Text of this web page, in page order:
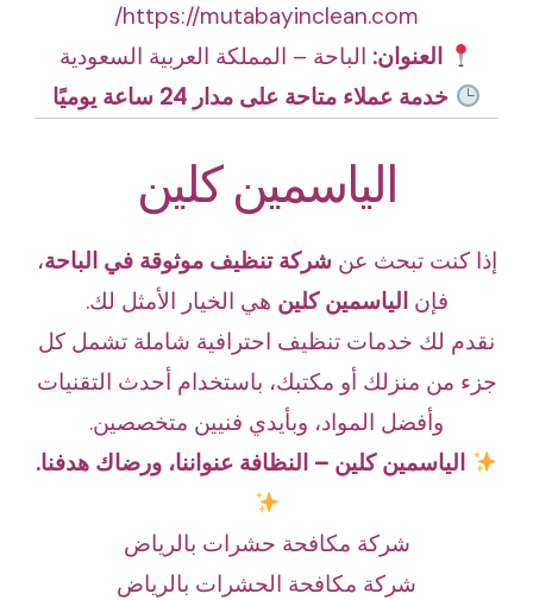
https://mutabayinclean.com/
العنوان: الباحة – المملكة العربية السعودية
خدمة عملاء متاحة على مدار 24 ساعة يوميًا
الياسمين كلين
إذا كنت تبحث عنشركة تنظيف موثوقة في الباحة،
فإنالياسمين كلين هي الخيار الأمثل لك.
نقدم لك خدمات تنظيف احترافية شاملة تشمل كل
جزء من منزلك أو مكتبك، باستخدام أحدث التقنيات
وأفضل المواد، وبأيدي فنيين متخصصين.
الياسمين كلين – النظافة عنواننا، ورضاك هدفنا.
شركة مكافحة حشرات بالرياض
شركة مكافحة الحشرات بالرياض